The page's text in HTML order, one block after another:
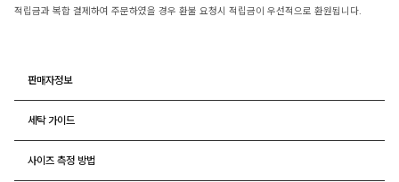
적립금과 복합 결제하여 주문하였을 경우 환불 요청시 적립금이 우선적으로 환원됩니다.
판매자정보
세탁 가이드
사이즈 측정 방법